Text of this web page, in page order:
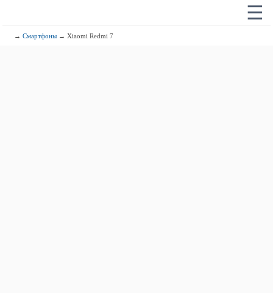
☰
→Смартфоны → Xiaomi Redmi 7